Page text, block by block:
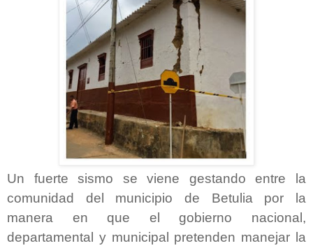
Un fuerte sismo se viene gestando entre la
comunidad del municipio de Betulia por la
manera en que el gobierno nacional,
departamental y municipal pretenden manejar la